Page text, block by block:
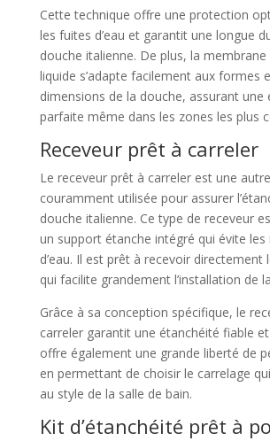
Cette technique offre une protection
les fuites d’eau et garantit une longue
douche italienne. De plus, la membrane
liquide s’adapte facilement aux formes
dimensions de la douche, assurant une
parfaite même dans les zones les plus
Receveur prêt à carreler
Le receveur prêt à carreler est une
couramment utilisée pour assurer
douche italienne. Ce type de receveur
un support étanche intégré qui évite
d’eau. Il est prêt à recevoir directement
qui facilite grandement l’installation de
Grâce à sa conception spécifique, le
carreler garantit une étanchéité fiable
offre également une grande liberté de
en permettant de choisir le carrelage
au style de la salle de bain.
Kit d’étanchéité prêt à